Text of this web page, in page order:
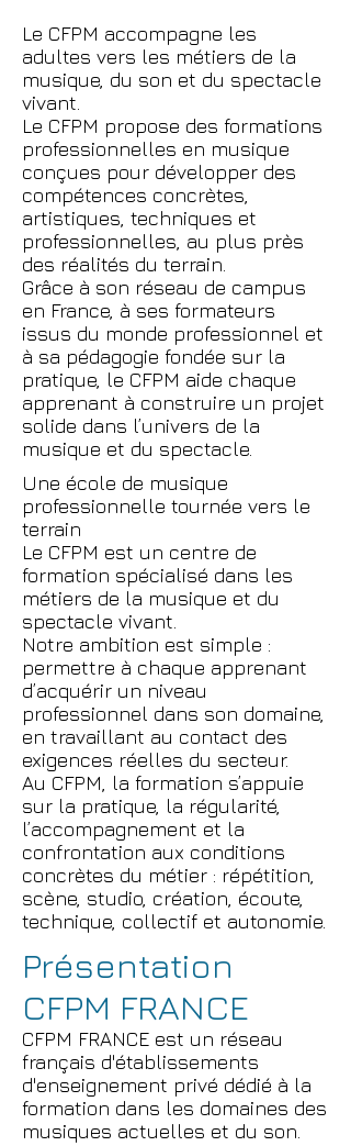
Le CFPM accompagne les
adultes vers les métiers de la
musique, du son et du spectacle
vivant.
Le CFPM propose des formations
professionnelles en musique
conçues pour développer des
compétences concrètes,
artistiques, techniques et
professionnelles, au plus près
des réalités du terrain.
Grâce à son réseau de campus
en France, à ses formateurs
issus du monde professionnel et
à sa pédagogie fondée sur la
pratique, le CFPM aide chaque
apprenant à construire un projet
solide dans l’univers de la
musique et du spectacle.
Une école de musique
professionnelle tournée vers le
terrain
Le CFPM est un centre de
formation spécialisé dans les
métiers de la musique et du
spectacle vivant.
Notre ambition est simple :
permettre à chaque apprenant
d’acquérir un niveau
professionnel dans son domaine,
en travaillant au contact des
exigences réelles du secteur.
Au CFPM, la formation s’appuie
sur la pratique, la régularité,
l’accompagnement et la
confrontation aux conditions
concrètes du métier : répétition,
scène, studio, création, écoute,
technique, collectif et autonomie.
Présentation
CFPM FRANCE
CFPM FRANCE est un réseau
français d'établissements
d'enseignement privé dédié à la
formation dans les domaines des
musiques actuelles et du son.